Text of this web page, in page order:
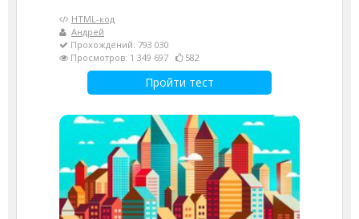
HTML-код
Андрей
Прохождений: 793 030
Просмотров: 1 349 697
582
Пройти тест